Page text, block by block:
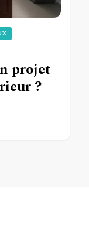
projet
?